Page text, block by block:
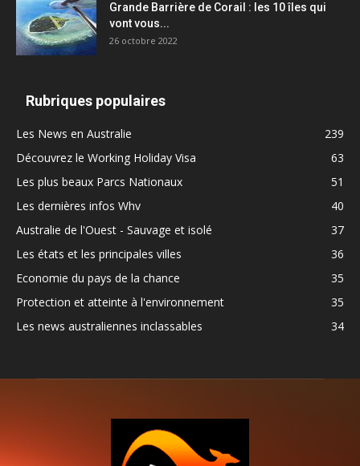
Grande Barrière de Corail : les 10 îles qui
vont vous...
26 octobre 2022
Rubriques populaires
Les News en Australie
239
Découvrez le Working Holiday Visa
63
Les plus beaux Parcs Nationaux
51
Les dernières infos Whv
40
Australie de l'Ouest - Sauvage et isolé
37
Les états et les principales villes
36
Economie du pays de la chance
35
Protection et atteinte à l'environnement
35
Les news australiennes inclassables
34